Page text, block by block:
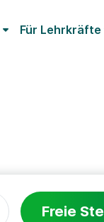
Für Lehrkräfte
Freie